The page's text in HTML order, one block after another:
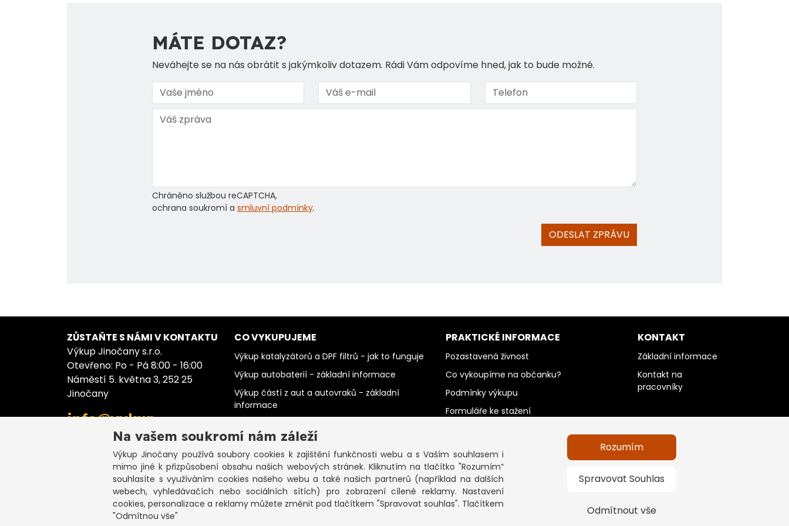
MÁTE DOTAZ?
Neváhejte se na nás obrátit s jakýmkoliv dotazem. Rádi Vám odpovíme hned, jak to bude možné.
Chráněno službou reCAPTCHA,
ochrana soukromí a smluvní podmínky.
ODESLAT ZPRÁVU
ZŮSTAŇTE S NÁMI V KONTAKTU
Výkup Jinočany s.r.o.
Otevřeno: Po - Pá 8:00 - 16:00
Náměstí 5. května 3, 252 25
Jinočany
info@vykup-
jinocany.cz
+420 773 983 000
CO VYKUPUJEME
Výkup katalyzátorů a DPF filtrů - jak to funguje
Výkup autobaterií - základní informace
Výkup částí z aut a autovraků - základní
informace
Výkup PC šrotu a mobilů - základní informace
Výkup papíru - základní informace
Výkup elektromotorů - základní informace
PRAKTICKÉ INFORMACE
Pozastavená živnost
Co vykoupíme na občanku?
Podmínky výkupu
Formuláře ke stažení
Ochrana osobních údajů a informace
cookies
KONTAKT
Základní informace
Kontakt na
pracovníky
Na vašem soukromí nám záleží
Výkup Jinočany používá soubory cookies k zajištění funkčnosti webu a s Vaším souhlasem i
mimo jiné k přizpůsobení obsahu našich webových stránek. Kliknutím na tlačítko "Rozumím“
souhlasíte s využíváním cookies našeho webu a také našich partnerů (například na dalších
webech, vyhledávačích nebo sociálních sítích) pro zobrazení cílené reklamy. Nastavení
cookies, personalizace a reklamy můžete změnit pod tlačítkem "Spravovat souhlas". Tlačítkem
"Odmítnou vše"
Rozumím
Spravovat Souhlas
Odmítnout vše